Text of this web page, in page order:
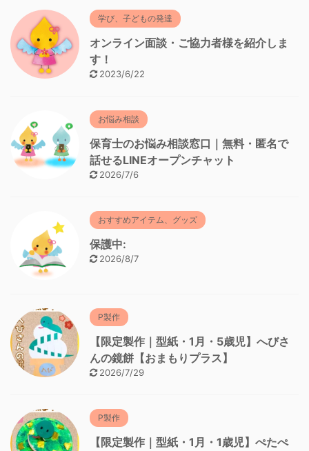
学び、子どもの発達
オンライン面談・ご協力者様を紹介しま
す！
2023/6/22
お悩み相談
保育士のお悩み相談窓口｜無料・匿名で
話せるLINEオープンチャット
2026/7/6
おすすめアイテム、グッズ
保護中:
2026/8/7
P製作
【限定製作｜型紙・1月・5歳児】へびさ
んの鏡餅【おまもりプラス】
2026/7/29
P製作
【限定製作｜型紙・1月・1歳児】ぺたぺ